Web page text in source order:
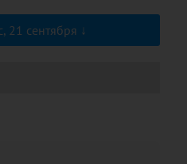
21 сентября